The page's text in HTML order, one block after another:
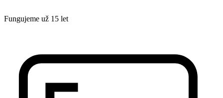
Fungujeme už 15 let